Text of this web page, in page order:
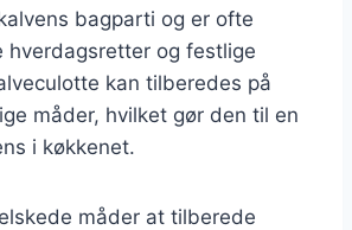
bagparti og er ofte
hverdagsretter og festlige
kan tilberedes på
måder, hvilket gør den til en
i køkkenet.
måder at tilberede